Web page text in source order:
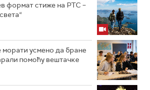
формат стиже на РТС –
морати усмено да бране
помоћу вештачке